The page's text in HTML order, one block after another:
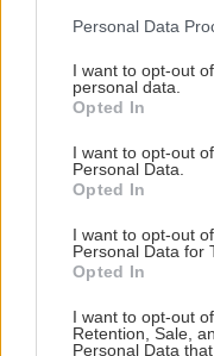
Personal Data
I want to opt-out
personal data.
Opted In
I want to opt-out
Personal Data.
Opted In
I want to opt-out
Personal Data for
Opted In
I want to opt-out
Retention, Sale,
Personal Data
Σικάγο: Σε
και σκουλήκια
ΚΟΙΝΩΝΙΑ
Θρίλερ στον
ατόμου σε σπηλιά
ΕΛΛΑΔΑ
Δικηγόρος
εντολέας μου
εξεταστεί και το